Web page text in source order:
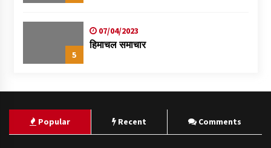
5
07/04/2023
हिमाचल समाचार
Popular Recent Comments